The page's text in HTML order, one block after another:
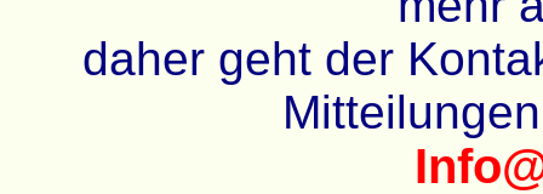
daher geht der